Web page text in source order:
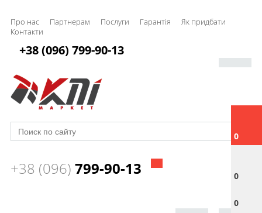
Про нас Партнерам Послуги Гарантія
Як придбати
Контакти
0
0
0
+38 (096) 799-90-13
+38 (096) 799-90-13